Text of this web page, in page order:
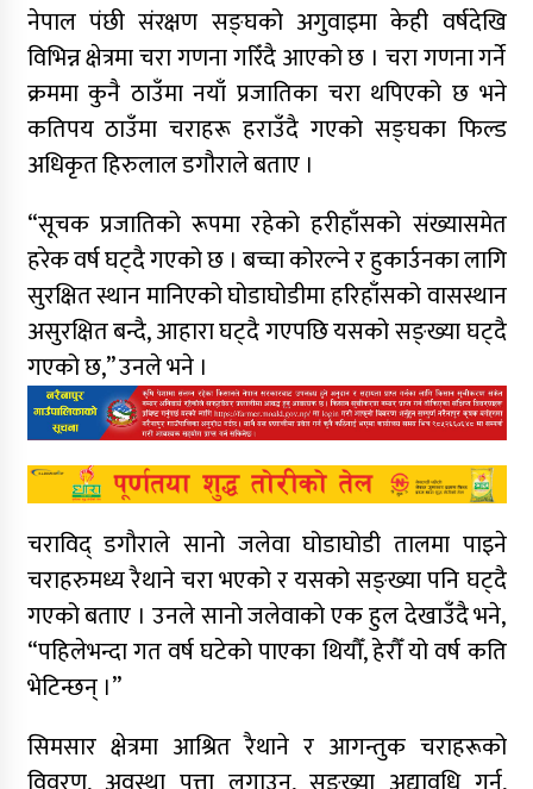
नेपाल पंछी संरक्षण सङ्घको अगुवाइमा केही वर्षदेखि
विभिन्न क्षेत्रमा चरा गणना गरिँदै आएको छ । चरा गणना गर्ने
क्रममा कुनै ठाउँमा नयाँ प्रजातिका चरा थपिएको छ भने
कतिपय ठाउँमा चराहरू हराउँदै गएको सङ्घका फिल्ड
अधिकृत हिरुलाल डगौराले बताए ।
“सूचक प्रजातिको रूपमा रहेको हरीहाँसको संख्यासमेत
हरेक वर्ष घट्दै गएको छ । बच्चा कोरल्ने र हुकार्उनका लागि
सुरक्षित स्थान मानिएको घोडाघोडीमा हरिहाँसको वासस्थान
असुरक्षित बन्दै, आहारा घट्दै गएपछि यसको सङ्ख्या घट्दै
गएको छ,” उनले भने ।
चराविद् डगौराले सानो जलेवा घोडाघोडी तालमा पाइने
चराहरुमध्य रैथाने चरा भएको र यसको सङ्ख्या पनि घट्दै
गएको बताए । उनले सानो जलेवाको एक हुल देखाउँदै भने,
“पहिलेभन्दा गत वर्ष घटेको पाएका थियौँ, हेरौँ यो वर्ष कति
भेटिन्छन् ।”
सिमसार क्षेत्रमा आश्रित रैथाने र आगन्तुक चराहरूको